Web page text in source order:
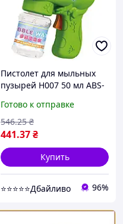
Пистолет для мыльных
пузырей H007 50 мл ABS-
Готово к отправке
441.37₴
546.25 ₴
Купить
⭐⭐⭐⭐⭐Дбайливо 96%